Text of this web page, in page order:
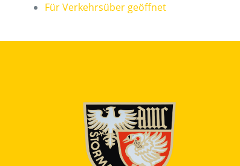
Für Verkehrsüber geöffnet